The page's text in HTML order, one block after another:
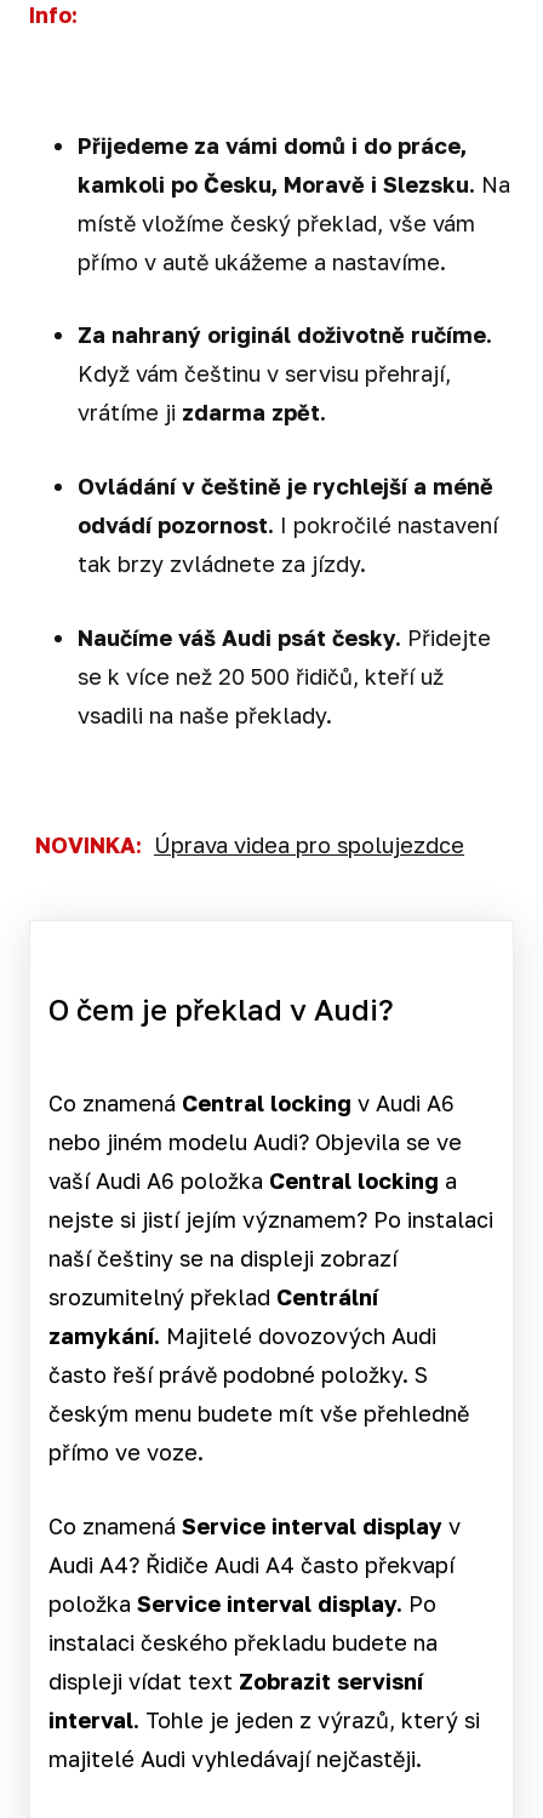
Info:
Přijedeme za vámi domů i do práce,
kamkoli po Česku, Moravě i Slezsku. Na
místě vložíme český překlad, vše vám
přímo v autě ukážeme a nastavíme.
Za nahraný originál doživotně ručíme.
Když vám češtinu v servisu přehrají,
vrátíme ji zdarma zpět.
Ovládání v češtině je rychlejší a méně
odvádí pozornost. I pokročilé nastavení
tak brzy zvládnete za jízdy.
Naučíme váš Audi psát česky. Přidejte
se k více než 20 500 řidičů, kteří už
vsadili na naše překlady.
NOVINKA: Úprava videa pro spolujezdce
O čem je překlad v Audi?
Co znamená Central locking v Audi A6
nebo jiném modelu Audi? Objevila se ve
vaší Audi A6 položka Central locking a
nejste si jistí jejím významem? Po instalaci
naší češtiny se na displeji zobrazí
srozumitelný překlad Centrální
zamykání. Majitelé dovozových Audi
často řeší právě podobné položky. S
českým menu budete mít vše přehledně
přímo ve voze.
Co znamená Service interval display v
Audi A4? Řidiče Audi A4 často překvapí
položka Service interval display. Po
instalaci českého překladu budete na
displeji vídat text Zobrazit servisní
interval. Tohle je jeden z výrazů, který si
majitelé Audi vyhledávají nejčastěji.